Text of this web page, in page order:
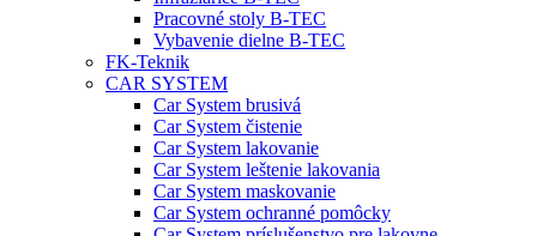
Pracovné stoly B-TEC
Vybavenie dielne B-TEC
FK-Teknik
CAR SYSTEM
Car System brusivá
Car System čistenie
Car System lakovanie
Car System leštenie lakovania
Car System maskovanie
Car System ochranné pomôcky